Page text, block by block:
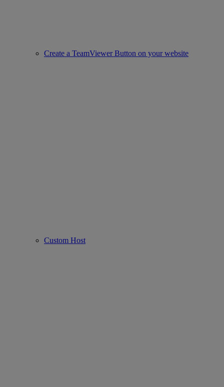
Create a TeamViewer Button on your website
Custom Host